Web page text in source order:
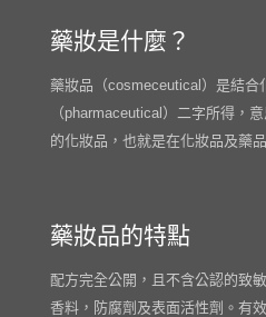
藥妝是什麼？
藥妝品（cosmeceutical）是結合
（pharmaceutical）二字所得，
的化妝品，也就是在化妝品及藥
藥妝品的特點
配方完全公開，且不含公認的致
香料，防腐劑及表面活性劑。有